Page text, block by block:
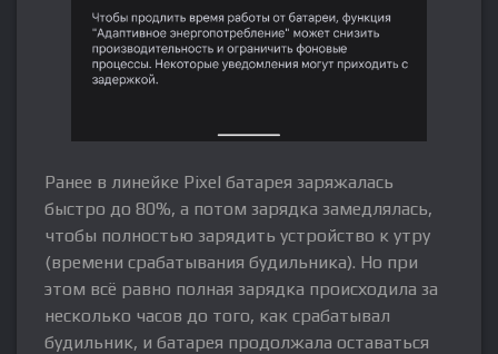
Ранее в линейке Pixel батарея заряжалась
быстро до 80%, а потом зарядка замедлялась,
чтобы полностью зарядить устройство к утру
(времени срабатывания будильника). Но при
этом всё равно полная зарядка происходила за
несколько часов до того, как срабатывал
будильник, и батарея продолжала оставаться